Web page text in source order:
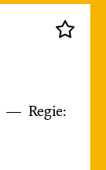
Regie: